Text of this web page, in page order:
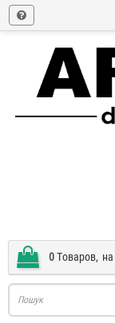
0Tоваров, на